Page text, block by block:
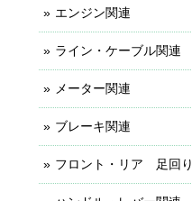
エンジン関連
ライン・ケーブル関連
メーター関連
ブレーキ関連
フロント・リア 足回り